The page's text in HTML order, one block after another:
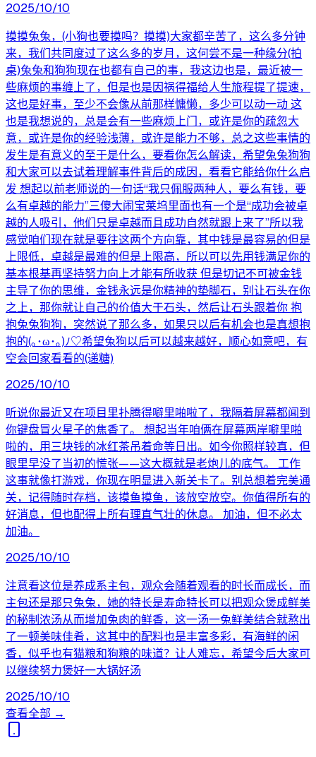
2025/10/10
摸摸兔兔，(小狗也要摸吗？摸摸)大家都辛苦了，这么多分钟
来，我们共同度过了这么多的岁月，这何尝不是一种缘分(拍
桌)兔兔和狗狗现在也都有自己的事，我这边也是，最近被一
些麻烦的事缠上了，但是也是因祸得福给人生旅程提了提速，
这也是好事，至少不会像从前那样慵懒，多少可以动一动 这
也是我想说的，总是会有一些麻烦上门，或许是你的疏忽大
意，或许是你的经验浅薄，或许是能力不够，总之这些事情的
发生是有意义的至于是什么，要看你怎么解读，希望兔兔狗狗
和大家可以去试着理解事件背后的成因，看看它能给你什么启
发 想起以前老师说的一句话“我只佩服两种人，要么有钱，要
么有卓越的能力”三傻大闹宝莱坞里面也有一个是“成功会被卓
越的人吸引，他们只是卓越而且成功自然就跟上来了”所以我
感觉咱们现在就是要往这两个方向靠，其中钱是最容易的但是
上限低，卓越是最难的但是上限高，所以可以先用钱满足你的
基本根基再坚持努力向上才能有所收获 但是切记不可被金钱
主导了你的思维，金钱永远是你精神的垫脚石，别让石头在你
之上，那你就让自己的价值大于石头，然后让石头跟着你 抱
抱兔兔狗狗，突然说了那么多，如果只以后有机会也是真想抱
抱的(｡･ω･｡)ﾉ♡希望兔狗以后可以越来越好，顺心如意吧，有
空会回家看看的(递糖)
2025/10/10
听说你最近又在项目里扑腾得噼里啪啦了，我隔着屏幕都闻到
你键盘冒火星子的焦香了。 想起当年咱俩在屏幕两岸噼里啪
啦的，用三块钱的冰红茶吊着命等日出。如今你照样较真，但
眼里早没了当初的慌张——这大概就是老炮儿的底气。 工作
这事就像打游戏，你现在明显进入新关卡了。别总想着完美通
关，记得随时存档，该摸鱼摸鱼，该放空放空。你值得所有的
好消息，但也配得上所有理直气壮的休息。 加油，但不必太
加油。
2025/10/10
注意看这位是养成系主包，观众会随着观看的时长而成长，而
主包还是那只兔兔，她的特长是寿命特长可以把观众煲成鲜美
的秘制浓汤从而增加兔肉的鲜香，这一汤一兔鲜美结合就熬出
了一顿美味佳肴，这其中的配料也是丰富多彩，有海鲜的闲
香，似乎也有猫粮和狗粮的味道？让人难忘，希望今后大家可
以继续努力煲好一大锅好汤
2025/10/10
查看全部 →